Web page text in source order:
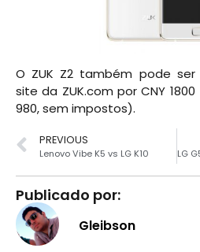
O ZUK Z2 também pode
site da ZUK.com por CNY
980, sem impostos).
PREVIOUS
Lenovo Vibe K5 vs LG K10
Publicado por:
Gleibson